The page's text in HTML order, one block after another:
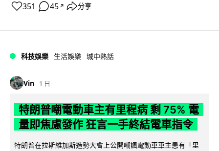
351 45 ↗ 分享
科技娛樂 生活娛樂 城中熱話
Vin 1 日
特朗普嘲電動車主有里程病 剩 75% 電
量即焦慮發作 狂言一手終結電車指令
特朗普在拉斯維加斯造勢大會上公開嘲諷電動車車主患有「里